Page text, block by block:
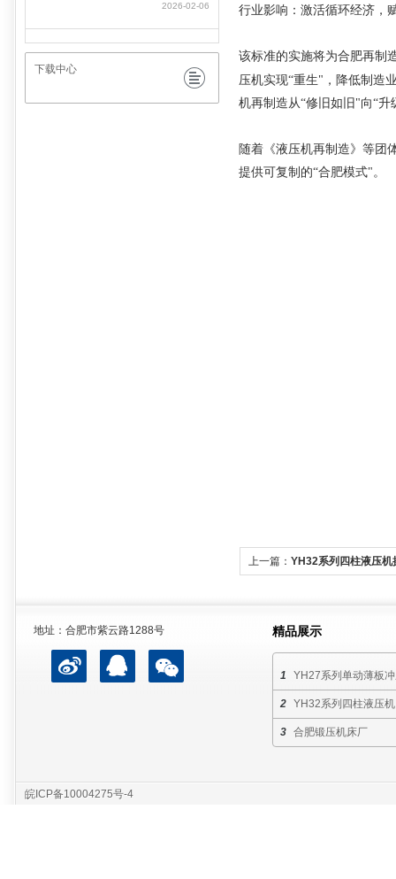
行业影响：激活循环经济，
该标准的实施将为合肥再制
压机实现“重生"，降低制造
机再制造从“修旧如旧"向“
随着《液压机再制造》等团
提供可复制的“合肥模式"。
上一篇：YH32系列四柱液压机
2026-02-06
下载中心
地址：合肥市紫云路1288号 精品展示
YH27系列单动薄板
YH32系列四柱液压机
合肥锻压机床厂
皖ICP备10004275号-4